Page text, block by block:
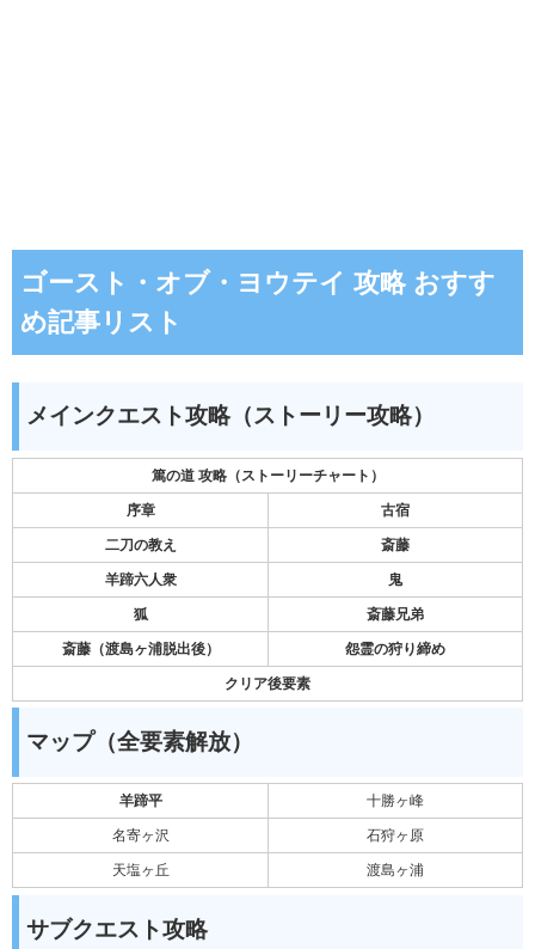
ゴースト・オブ・ヨウテイ 攻略 おすす
め記事リスト
メインクエスト攻略（ストーリー攻略）
篤の道 攻略（ストーリーチャート）
序章 古宿
二刀の教え 斎藤
羊蹄六人衆 鬼
狐 斎藤兄弟
斎藤（渡島ヶ浦脱出後） 怨霊の狩り締め
クリア後要素
マップ（全要素解放）
羊蹄平 十勝ヶ峰
名寄ヶ沢 石狩ヶ原
天塩ヶ丘 渡島ヶ浦
サブクエスト攻略